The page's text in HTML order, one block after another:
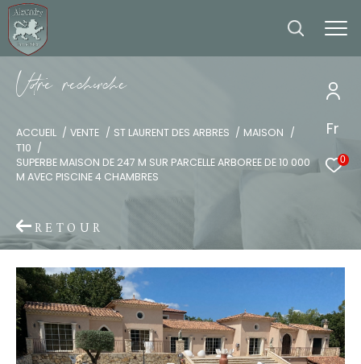
Fr
0
Vore recece
ACCUEIL VENTE ST LAURENT DES ARBRES
MAISON
T10
SUPERBE MAISON DE 247 M SUR PARCELLE ARBOREE DE 10 000
M AVEC PISCINE 4 CHAMBRES
RETOUR